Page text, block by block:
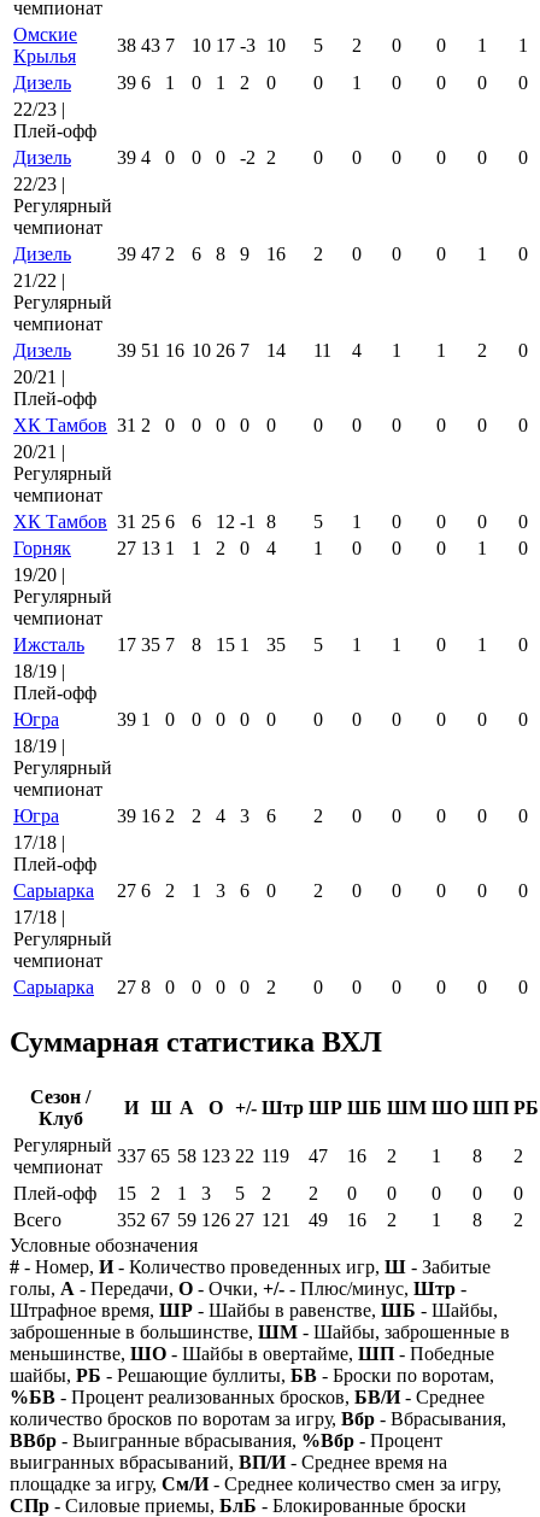
чемпионат
Омские
Крылья
38 43 7 10 17 -3 10 5 2 0 0 1
1
Дизель
39 6 1 0 1 2 0 0 1 0 0 0
0
22/23 |
Плей-офф
Дизель
39 4 0 0 0 -2 2 0 0 0 0 0
0
22/23 |
Регулярный
чемпионат
Дизель
39 47 2 6 8 9 16 2 0 0 0 1
0
21/22 |
Регулярный
чемпионат
Дизель
39 51 16 10 26 7 14 11 4 1 1 2
0
20/21 |
Плей-офф
ХК Тамбов 31 2 0 0 0 0 0 0 0 0 0 0
0
20/21 |
Регулярный
чемпионат
ХК Тамбов 31 25 6 6 12 -1 8 5 1 0 0 0
0
Горняк
27 13 1 1 2 0 4 1 0 0 0 1
0
19/20 |
Регулярный
чемпионат
Ижсталь
17 35 7 8 15 1 35 5 1 1 0 1
0
18/19 |
Плей-офф
Югра
39 1 0 0 0 0 0 0 0 0 0 0
0
18/19 |
Регулярный
чемпионат
Югра
39 16 2 2 4 3 6 2 0 0 0 0
0
17/18 |
Плей-офф
Сарыарка
27 6 2 1 3 6 0 2 0 0 0 0
0
17/18 |
Регулярный
чемпионат
Сарыарка
27 8 0 0 0 0 2 0 0 0 0 0 0
Суммарная статистика ВХЛ
Сезон /
Клуб
И Ш А О +/- Штр ШР ШБ ШМ ШО ШП РБ
Регулярный
чемпионат
337 65 58 123 22 119 47 16 2 1 8
2
Плей-офф
15 2 1 3 5 2 2 0 0 0 0
0
Всего
352 67 59 126 27 121 49 16 2 1 8
2
Условные обозначения
# - Номер, И- Количество проведенных игр, Ш - Забитые
голы, А - Передачи, О - Очки, +/- - Плюс/минус, Штр -
Штрафное время, ШР - Шайбы в равенстве, ШБ - Шайбы,
заброшенные в большинстве, ШМ - Шайбы, заброшенные в
меньшинстве, ШО - Шайбы в овертайме, ШП - Победные
шайбы, РБ - Решающие буллиты, БВ - Броски по воротам,
%БВ - Процент реализованных бросков, БВ/И- Среднее
количество бросков по воротам за игру, Вбр - Вбрасывания,
ВВбр - Выигранные вбрасывания, %Вбр - Процент
выигранных вбрасываний, ВП/И- Среднее время на
площадке за игру, См/И- Среднее количество смен за игру,
СПр - Силовые приемы, БлБ - Блокированные броски